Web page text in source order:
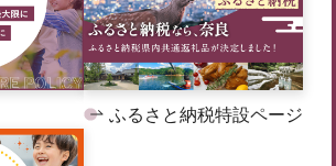
ふるさと納税特設ページ